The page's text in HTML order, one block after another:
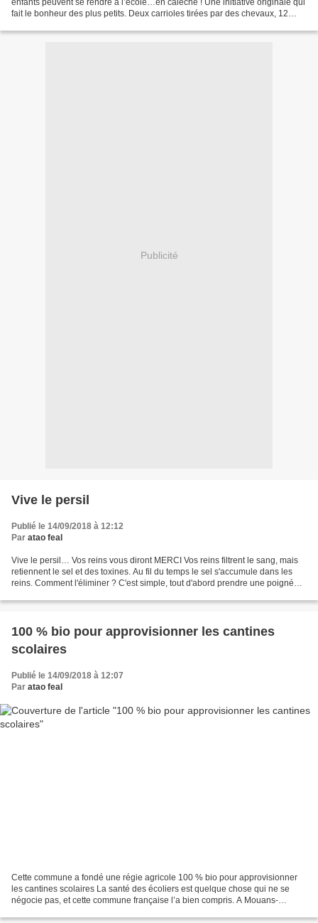
enfants peuvent se rendre à l’école…en calèche ! Une initiative originale qui
fait le bonheur des plus petits. Deux carrioles tirées par des chevaux, 12
Publicité
Vive le persil
Publié le 14/09/2018 à 12:12
Par atao feal
Vive le persil… Vos reins vous diront MERCI Vos reins filtrent le sang, mais
retiennent le sel et des toxines. Au fil du temps le sel s'accumule dans les
reins. Comment l'éliminer ? C'est simple, tout d'abord prendre une poignée
100 % bio pour approvisionner les cantines
scolaires
Publié le 14/09/2018 à 12:07
Par atao feal
Cette commune a fondé une régie agricole 100 % bio pour approvisionner
les cantines scolaires La santé des écoliers est quelque chose qui ne se
négocie pas, et cette commune française l’a bien compris. A Mouans-